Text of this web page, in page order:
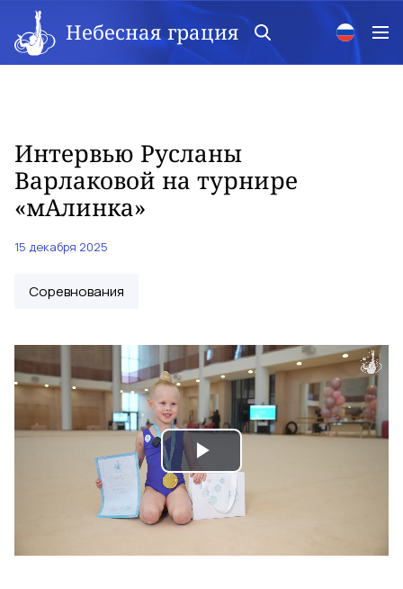
Небесная грация
Интервью Русланы
Варлаковой на турнире
«мАлинка»
15 декабря 2025
Соревнования
Play
Video